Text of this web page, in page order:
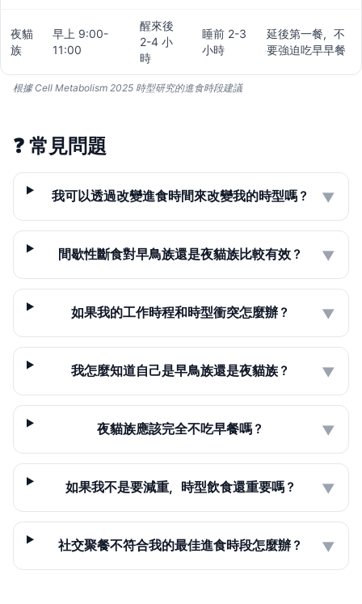
夜貓
族
早上 9:00-
11:00
醒來後
2-4 小
時
睡前 2-3
小時
延後第一餐，不
要強迫吃早早餐
根據 Cell Metabolism 2025 時型研究的進食時段建議
❓ 常見問題
我可以透過改變進食時間來改變我的時型嗎？ ▼
間歇性斷食對早鳥族還是夜貓族比較有效？ ▼
如果我的工作時程和時型衝突怎麼辦？ ▼
我怎麼知道自己是早鳥族還是夜貓族？ ▼
夜貓族應該完全不吃早餐嗎？ ▼
如果我不是要減重，時型飲食還重要嗎？ ▼
社交聚餐不符合我的最佳進食時段怎麼辦？ ▼